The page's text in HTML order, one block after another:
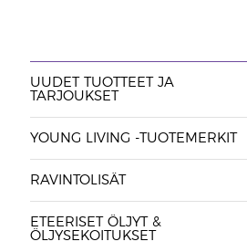
UUDET TUOTTEET JA
TARJOUKSET
YOUNG LIVING -TUOTEMERKIT
RAVINTOLISÄT
ETEERISET ÖLJYT &
ÖLJYSEKOITUKSET